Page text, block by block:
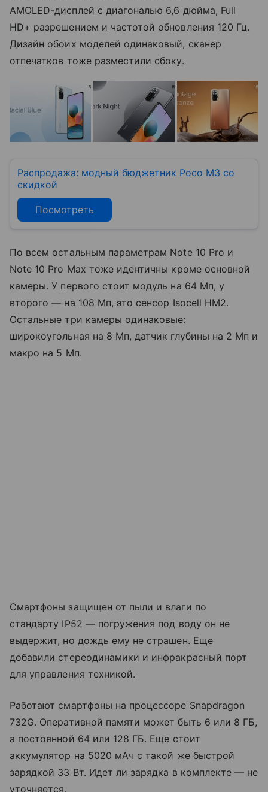
AMOLED-дисплей с диагональю 6,6 дюйма, Full
HD+ разрешением и частотой обновления 120 Гц.
Дизайн обоих моделей одинаковый, сканер
отпечатков тоже разместили сбоку.
Распродажа: модный бюджетник Poco M3 со
скидкой
Посмотреть
По всем остальным параметрам Note 10 Pro и
Note 10 Pro Max тоже идентичны кроме основной
камеры. У первого стоит модуль на 64 Мп, у
второго — на 108 Мп, это сенсор Isocell HM2.
Остальные три камеры одинаковые:
широкоугольная на 8 Мп, датчик глубины на 2 Мп и
макро на 5 Мп.
Смартфоны защищен от пыли и влаги по
стандарту IP52 — погружения под воду он не
выдержит, но дождь ему не страшен. Еще
добавили стереодинамики и инфракрасный порт
для управления техникой.
Работают смартфоны на процессоре Snapdragon
732G. Оперативной памяти может быть 6 или 8 ГБ,
а постоянной 64 или 128 ГБ. Еще стоит
аккумулятор на 5020 мАч с такой же быстрой
зарядкой 33 Вт. Идет ли зарядка в комплекте — не
уточняется.